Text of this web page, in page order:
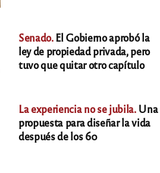
Senado.El Gobierno aprobó la
ley de propiedad privada, pero
tuvo que quitar otro capítulo
La experiencia no se jubila.Una
propuesta para diseñar la vida
después de los 60